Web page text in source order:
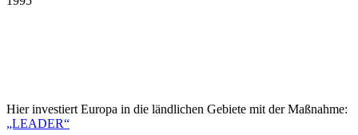
Hier investiert Europa in die ländlichen Gebiete mit der Maßnahme:
„LEADER“